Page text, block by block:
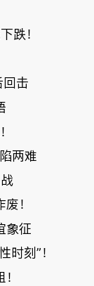
跌！
击
两难
！
象征
时刻”！